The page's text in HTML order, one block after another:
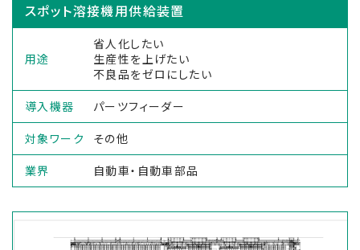
スポット溶接機用供給装置
用途
省人化したい
生産性を上げたい
不良品をゼロにしたい
導入機器
パーツフィーダー
対象ワーク
その他
業界
自動車・自動車部品